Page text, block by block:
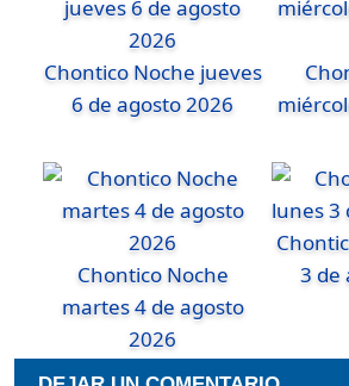
Chontico Noche jueves
6 de agosto 2026
Chontico Noche
martes 4 de agosto
2026
3 de